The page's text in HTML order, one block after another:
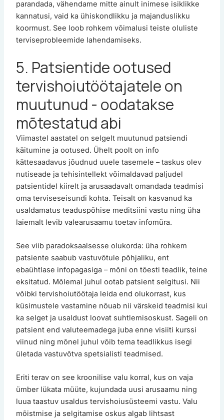
parandada, vähendame mitte ainult inimese isiklikke
kannatusi, vaid ka ühiskondlikku ja majanduslikku
koormust. See loob rohkem võimalusi teiste oluliste
terviseprobleemide lahendamiseks.
5. Patsientide ootused
tervishoiutöötajatele on
muutunud - oodatakse
mõtestatud abi
Viimastel aastatel on selgelt muutunud patsiendi
käitumine ja ootused. Ühelt poolt on info
kättesaadavus jõudnud uuele tasemele – taskus olev
nutiseade ja tehisintellekt võimaldavad paljudel
patsientidel kiirelt ja arusaadavalt omandada teadmisi
oma terviseseisundi kohta. Teisalt on kasvanud ka
usaldamatus teaduspõhise meditsiini vastu ning üha
laiemalt levib valearusaamu toetav infomüra.
See viib paradoksaalsesse olukorda: üha rohkem
patsiente saabub vastuvõtule põhjaliku, ent
ebaühtlase infopagasiga – mõni on tõesti teadlik, teine
eksitatud. Mõlemal juhul ootab patsient selgitusi. Nii
võibki tervishoiutöötaja leida end olukorrast, kus
küsimustele vastamine nõuab nii värskeid teadmisi kui
ka selget ja usaldust loovat suhtlemisoskust. Sageli on
patsient end valuteemadega juba enne visiiti kurssi
viinud ning mõnel juhul võib tema teadlikkus isegi
ületada vastuvõtva spetsialisti teadmised.
Eriti terav on see kroonilise valu korral, kus on vaja
ümber lükata müüte, kujundada uusi arusaamu ning
luua taastuv usaldus tervishoiusüsteemi vastu. Valu
mõistmise ja selgitamise oskus algab lihtsast